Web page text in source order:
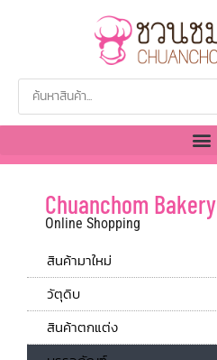
Chuanchom Bakery
Online Shopping
สินค้ามาใหม่
วัตุดิบ
สินค้าตกแต่ง